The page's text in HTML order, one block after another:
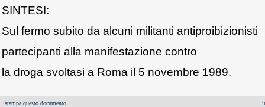
SINTESI:
Sul fermo subito da alcuni militanti antiproibizionisti
partecipanti alla manifestazione contro
la droga svoltasi a Roma il 5 novembre 1989.
stampa questo documento